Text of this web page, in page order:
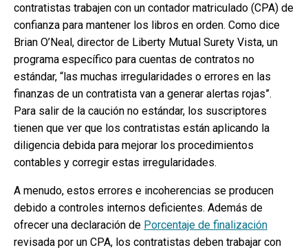
contratistas trabajen con un contador matriculado (CPA) de
confianza para mantener los libros en orden. Como dice
Brian O’Neal, director de Liberty Mutual Surety Vista, un
programa específico para cuentas de contratos no
estándar, “las muchas irregularidades o errores en las
finanzas de un contratista van a generar alertas rojas”.
Para salir de la caución no estándar, los suscriptores
tienen que ver que los contratistas están aplicando la
diligencia debida para mejorar los procedimientos
contables y corregir estas irregularidades.
A menudo, estos errores e incoherencias se producen
debido a controles internos deficientes. Además de
ofrecer una declaración de Porcentaje de finalización
revisada por un CPA, los contratistas deben trabajar con